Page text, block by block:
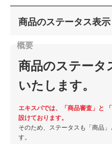
商品のステータス表示
商品のステータ
いたします。
エキスパでは、「商品審査」と
設けております。
そのため、ステータスも「商品
す。